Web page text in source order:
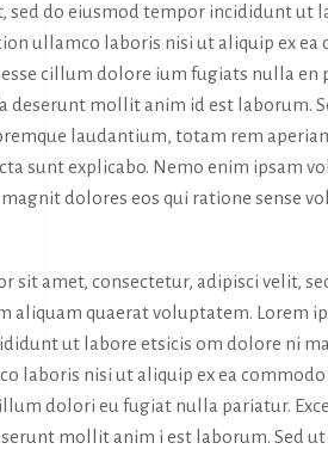
do eiusmod tempor incididunt ut
ullamco laboris nisi ut aliquip ex ea
cillum dolore ium fugiats nulla en
mollit anim id est laborum.
laudantium, totam rem
sunt explicabo. Nemo enim ipsam
dolores eos qui ratione sense
sit amet, consectetur, adipisci velit,
quaerat voluptatem. Lorem
ut labore etsicis om dolore ni
laboris nisi ut aliquip ex ea commodo
dolori eu fugiat nulla pariatur.
mollit anim i est laborum. Sed